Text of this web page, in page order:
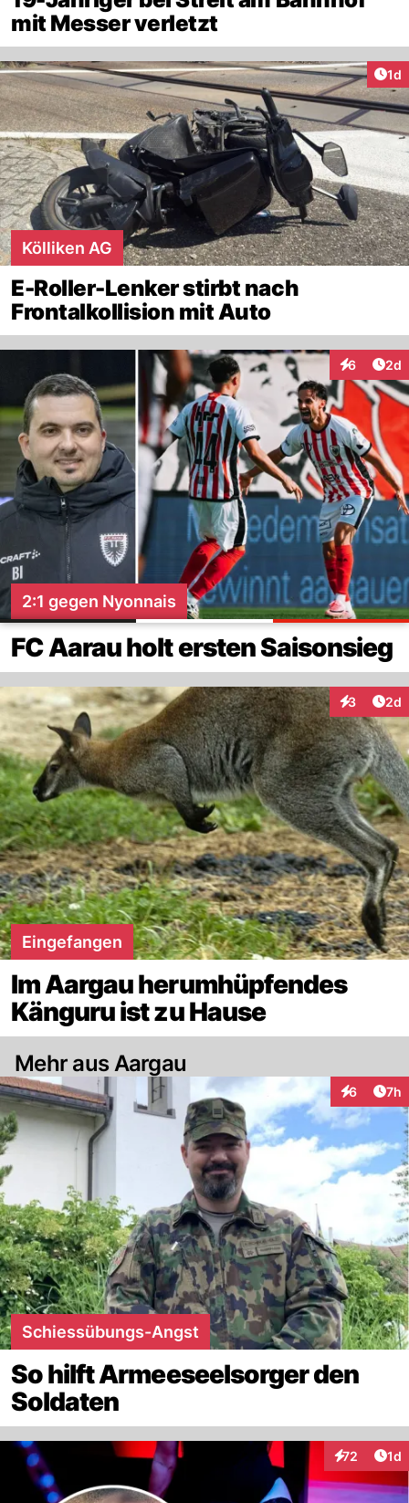
mit Messer verletzt
1d
Kölliken AG
E-Roller-Lenker stirbt nach
Frontalkollision mit Auto
6 2d
2:1 gegen Nyonnais
FC Aarau holt ersten Saisonsieg
3 2d
Eingefangen
Im Aargau herumhüpfendes
Känguru ist zu Hause
Mehr aus Aargau
6 7h
Schiessübungs-Angst
So hilft Armeeseelsorger den
Soldaten
72 1d